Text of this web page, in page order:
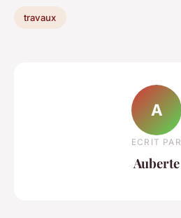
travaux
A
ECRIT PAR
Auberte